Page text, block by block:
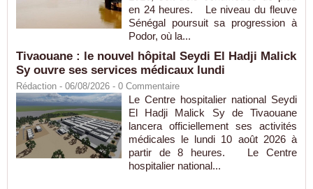
en 24 heures. Le niveau du fleuve
Sénégal poursuit sa progression à
Podor, où la...
Tivaouane : le nouvel hôpital Seydi El Hadji Malick
Sy ouvre ses services médicaux lundi
Rédaction - 06/08/2026 - 0 Commentaire
Le Centre hospitalier national Seydi
El Hadji Malick Sy de Tivaouane
lancera officiellement ses activités
médicales le lundi 10 août 2026 à
partir de 8 heures. Le Centre
hospitalier national...